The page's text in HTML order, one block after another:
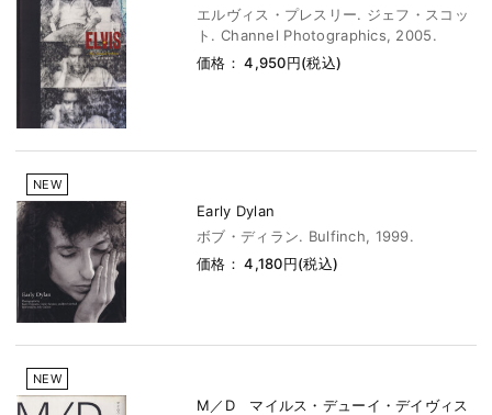
エルヴィス・プレスリー. ジェフ・スコッ
ト. Channel Photographics, 2005.
価格： 4,950円(税込)
NEW
Early Dylan
ボブ・ディラン. Bulfinch, 1999.
価格： 4,180円(税込)
NEW
M／D マイルス・デューイ・デイヴィス